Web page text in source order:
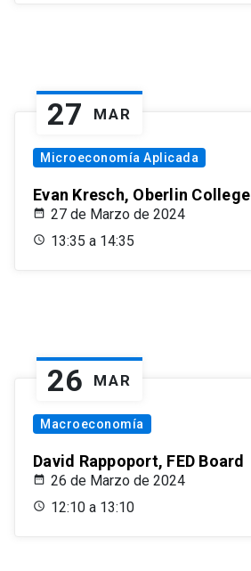
27 MAR
Microeconomía Aplicada
Evan Kresch, Oberlin College
27 de Marzo de 2024
13:35 a 14:35
26 MAR
Macroeconomía
David Rappoport, FED Board
26 de Marzo de 2024
12:10 a 13:10